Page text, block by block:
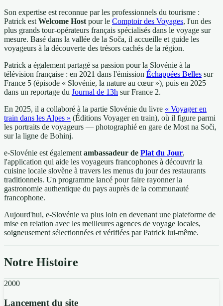
Son expertise est reconnue par les professionnels du tourisme :
Patrick est Welcome Host pour le Comptoir des Voyages, l'un des
plus grands tour-opérateurs français spécialisés dans le voyage sur
mesure. Basé dans la vallée de la Soča, il accueille et guide les
voyageurs à la découverte des trésors cachés de la région.
Patrick a également partagé sa passion pour la Slovénie à la
télévision française : en 2021 dans l'émission Échappées Belles sur
France 5 (épisode « Slovénie, la nature au cœur »), puis en 2025
dans un reportage du Journal de 13h sur France 2.
En 2025, il a collaboré à la partie Slovénie du livre « Voyager en
train dans les Alpes » (Éditions Voyager en train), où il figure parmi
les portraits de voyageurs — photographié en gare de Most na Soči,
sur la ligne de Bohinj.
e-Slovénie est également ambassadeur de Plat du Jour,
l'application qui aide les voyageurs francophones à découvrir la
cuisine locale slovène à travers les menus du jour des restaurants
traditionnels. Un programme lancé pour faire rayonner la
gastronomie authentique du pays auprès de la communauté
francophone.
Aujourd'hui, e-Slovénie va plus loin en devenant une plateforme de
mise en relation avec les meilleures agences de voyage locales,
soigneusement sélectionnées et vérifiées par Patrick lui-même.
Notre Histoire
2000
Lancement du site